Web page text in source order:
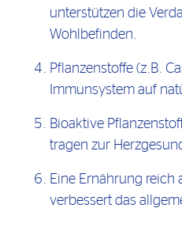
unterstützen die
Wohlbefinden.
Pflanzenstoffe (z.B.
Immunsystem auf
Bioaktive
tragen zur
Eine Ernährung reich
verbessert das